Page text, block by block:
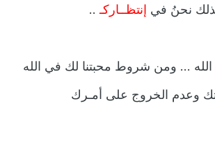
نحنُ في إنتظــاركـ..
الله... ومن شروط محبتنا لك في الله
وعدم الخروج على أمـرك